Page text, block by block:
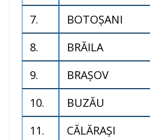
7. BOTOŞANI
8.
BRĂILA
9.
BRAŞOV
10.
BUZĂU
11.
CĂLĂRAŞI